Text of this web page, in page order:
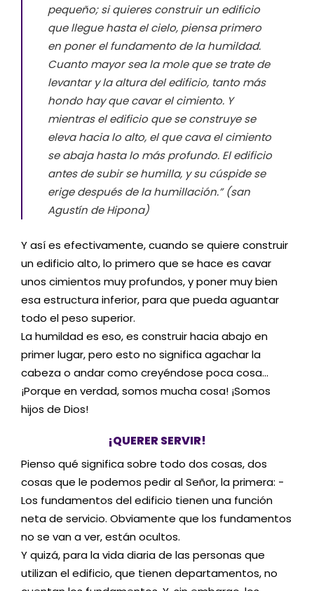
pequeño; si quieres construir un edificio
que llegue hasta el cielo, piensa primero
en poner el fundamento de la humildad.
Cuanto mayor sea la mole que se trate de
levantar y la altura del edificio, tanto más
hondo hay que cavar el cimiento. Y
mientras el edificio que se construye se
eleva hacia lo alto, el que cava el cimiento
se abaja hasta lo más profundo. El edificio
antes de subir se humilla, y su cúspide se
erige después de la humillación.” (san
Agustín de Hipona)
Y así es efectivamente, cuando se quiere construir
un edificio alto, lo primero que se hace es cavar
unos cimientos muy profundos, y poner muy bien
esa estructura inferior, para que pueda aguantar
todo el peso superior.
La humildad es eso, es construir hacia abajo en
primer lugar, pero esto no significa agachar la
cabeza o andar como creyéndose poca cosa…
¡Porque en verdad, somos mucha cosa! ¡Somos
hijos de Dios!
¡QUERER SERVIR!
Pienso qué significa sobre todo dos cosas, dos
cosas que le podemos pedir al Señor, la primera: -
Los fundamentos del edificio tienen una función
neta de servicio. Obviamente que los fundamentos
no se van a ver, están ocultos.
Y quizá, para la vida diaria de las personas que
utilizan el edificio, que tienen departamentos, no